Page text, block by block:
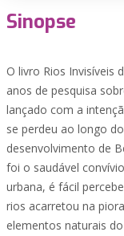
Sinopse
O livro Rios Invisíveis
anos de pesquisa
lançado com a
se perdeu ao longo
desenvolvimento de
foi o saudável
urbana, é fácil
rios acarretou na
elementos naturais